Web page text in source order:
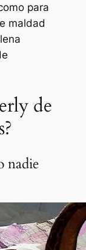
para
maldad
de
nadie